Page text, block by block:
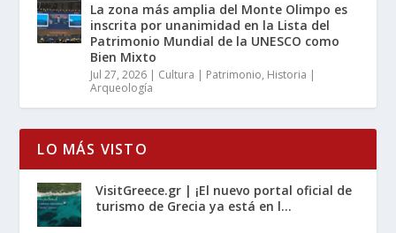
La zona más amplia del Monte Olimpo es
inscrita por unanimidad en la Lista del
Patrimonio Mundial de la UNESCO como
Bien Mixto
Jul 27, 2026 | Cultura | Patrimonio, Historia |
Arqueología
LO MÁS VISTO
VisitGreece.gr | ¡El nuevo portal oficial de
turismo de Grecia ya está en l...